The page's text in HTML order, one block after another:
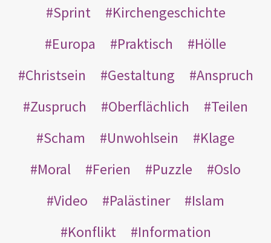
Sprint
Kirchengeschichte
Europa
Praktisch
Hölle
Christsein
Gestaltung
Anspruch
Zuspruch
Oberflächlich
Teilen
Scham
Unwohlsein
Klage
Moral
Ferien Puzzle
Oslo
Video
Palästiner
Islam
Konflikt
Information